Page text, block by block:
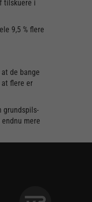
tilskuere i
9,5 % flere
de bange
flere er
grundspils-
mere